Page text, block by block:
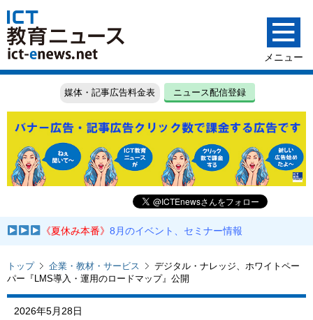
媒体・記事広告料金表 ニュース配信登録
《夏休み本番》8月のイベント、セミナー情報
トップ 企業・教材・サービス
デジタル・ナレッジ、ホワイトペー
パー『LMS導入・運用のロードマップ』公開
2026年5月28日